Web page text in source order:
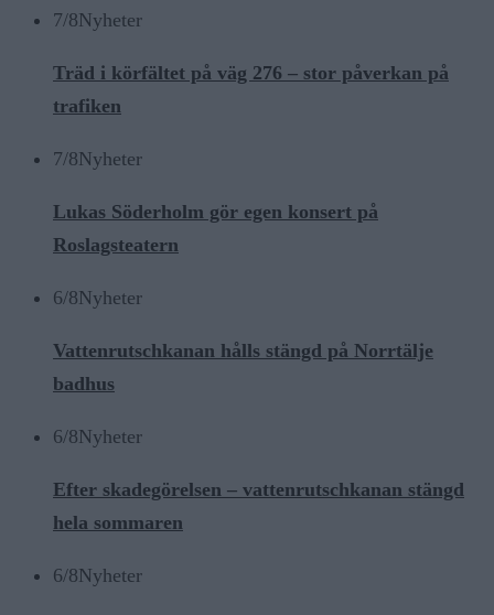
7/8Nyheter
Träd i körfältet på väg 276 – stor påverkan på
trafiken
7/8Nyheter
Lukas Söderholm gör egen konsert på
Roslagsteatern
6/8Nyheter
Vattenrutschkanan hålls stängd på Norrtälje
badhus
6/8Nyheter
Efter skadegörelsen – vattenrutschkanan stängd
hela sommaren
6/8Nyheter